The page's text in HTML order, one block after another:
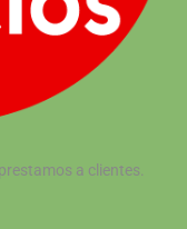
a clientes.